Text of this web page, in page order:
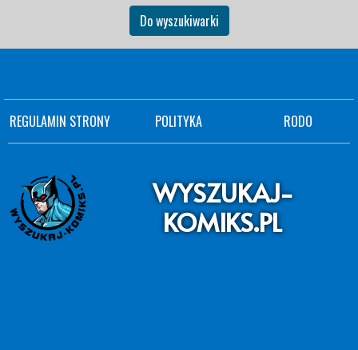
Do wyszukiwarki
REGULAMIN STRONY POLITYKA RODO
WYSZUKAJ-
KOMIKS.PL